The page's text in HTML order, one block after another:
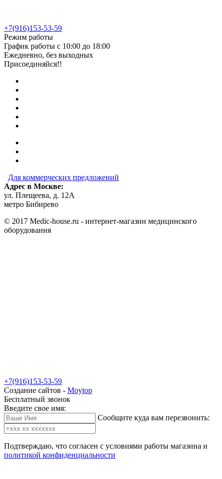
+7(916)153-53-59
Режим работы
График работы с 10:00 до 18:00
Ежедневно, без выходных
Присоединяйся!!
Для коммерческих предложений
Адрес в Москве:
ул. Плещеева, д. 12А
метро Бибирево
© 2017 Medic-house.ru - интернет-магазин медицинского
оборудования
+7(916)153-53-59
Создание сайтов - Moytop
Бесплатный звонок
Введите свое имя:
Сообщите куда вам перезвонить:
Подтверждаю, что согласен с условиями работы магазина и
политикой конфиденциальности